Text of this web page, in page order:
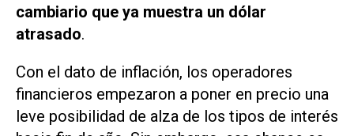
cambiario que ya muestra un dólar
atrasado.
Con el dato de inflación, los operadores
financieros empezaron a poner en precio una
leve posibilidad de alza de los tipos de interés